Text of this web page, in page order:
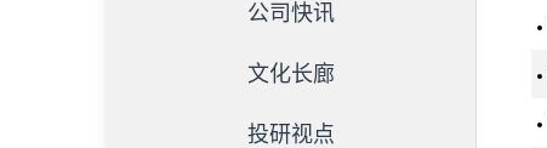
公司快讯
文化长廊
投研视点